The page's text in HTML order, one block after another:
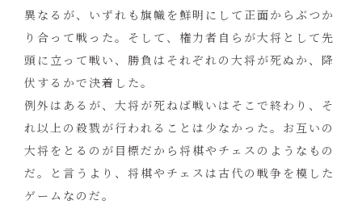
異なるが、いずれも旗幟を鮮明にして正面からぶつか
り合って戦った。そして、権力者自らが大将として先
頭に立って戦い、勝負はそれぞれの大将が死ぬか、降
伏するかで決着した。
例外はあるが、大将が死ねば戦いはそこで終わり、そ
れ以上の殺戮が行われることは少なかった。お互いの
大将をとるのが目標だから将棋やチェスのようなもの
だ。と言うより、将棋やチェスは古代の戦争を模した
ゲームなのだ。